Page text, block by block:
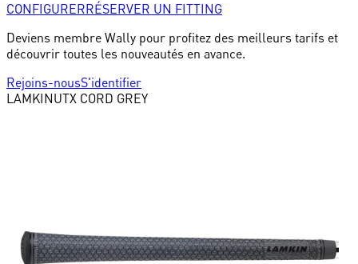
CONFIGURERRÉSERVER UN FITTING
Deviens membre Wally pour profitez des meilleurs tarifs et
découvrir toutes les nouveautés en avance.
Rejoins-nousS'identifier
LAMKINUTX CORD GREY